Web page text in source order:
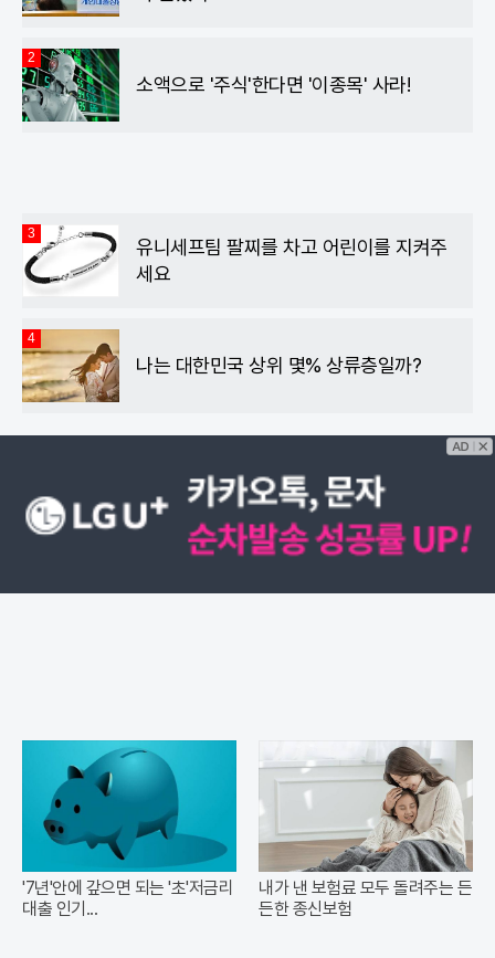
2
소액으로 '주식'한다면 '이종목' 사라!
3
유니세프팀 팔찌를 차고 어린이를 지켜주
세요
4
나는 대한민국 상위 몇% 상류층일까?
'7년'안에 갚으면 되는 '초'저금리
대출 인기...
내가 낸 보험료 모두 돌려주는 든
든한 종신보험